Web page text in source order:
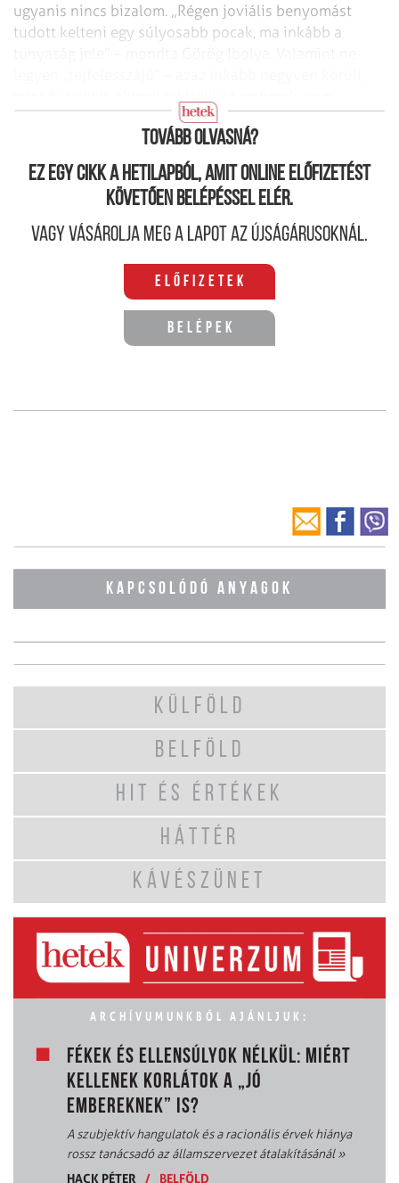
ugyanis nincs bizalom. „Régen joviális benyomást
tudott kelteni egy súlyosabb pocak, ma inkább a
megvan a feladathoz a megfelelő tapasztalata.
Tovább olvasná?
Ez egy cikk a hetilapból, amit online előfizetést
követően belépéssel elér.
Vagy vásárolja meg a lapot az újságárusoknál.
Előfizetek
Belépek
KAPCSOLÓDÓ ANYAGOK
KÜLFÖLD
BELFÖLD
HIT ÉS ÉRTÉKEK
HÁTTÉR
KÁVÉSZÜNET
ARCHÍVUMUNKBÓL AJÁNLJUK:
FÉKEK ÉS ELLENSÚLYOK NÉLKÜL: MIÉRT
KELLENEK KORLÁTOK A „JÓ
EMBEREKNEK” IS?
A szubjektív hangulatok és a racionális érvek hiánya
rossz tanácsadó az államszervezet átalakításánál»
HACK PÉTER
/ BELFÖLD